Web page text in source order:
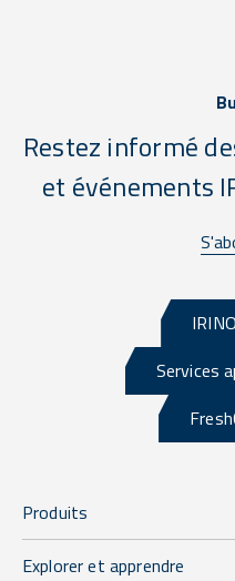
Restez informé
et événements
Services
Produits
Explorer et apprendre